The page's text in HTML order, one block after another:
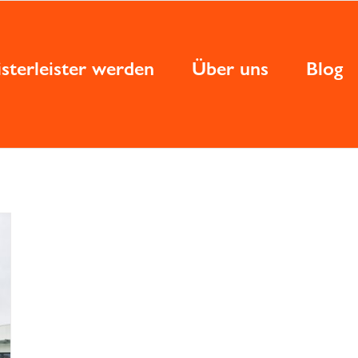
werden Über uns Blog